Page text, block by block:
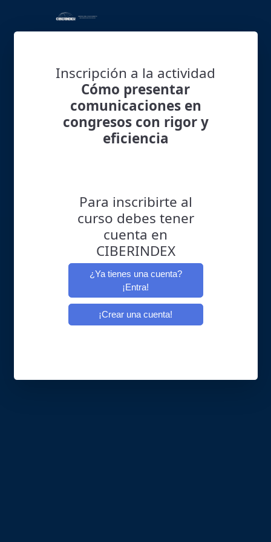
Inscripción a la actividad
Cómo presentar
comunicaciones en
congresos con rigor y
eficiencia
Para inscribirte al
curso debes tener
cuenta en
CIBERINDEX
¿Ya tienes una cuenta?
¡Entra!
¡Crear una cuenta!